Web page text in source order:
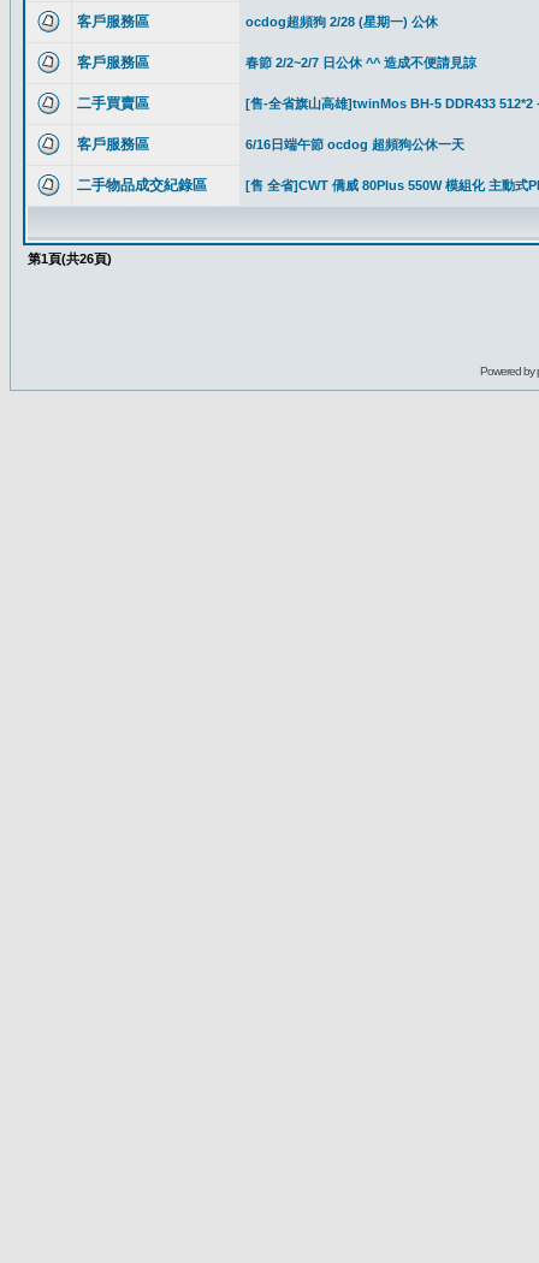
客戶服務區 ocdog超頻狗 2/28 (星期一) 公休
客戶服務區 春節 2/2~2/7 日公休 ^^ 造成不便請見諒
二手買賣區 [售-全省旗山高雄]twinMos BH-5 DDR433 512*2
客戶服務區 6/16日端午節 ocdog 超頻狗公休一天
二手物品成交紀錄區 [售 全省]CWT 僑威 80Plus 550W 模組化 主動式
第1頁(共26頁)
Powered by